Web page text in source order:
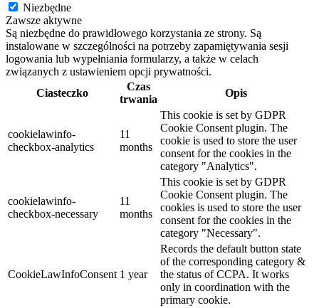
Niezbędne
Zawsze aktywne
Są niezbędne do prawidłowego korzystania ze strony. Są
instalowane w szczególności na potrzeby zapamiętywania sesji
logowania lub wypełniania formularzy, a także w celach
związanych z ustawieniem opcji prywatności.
Ciasteczko
Czas
trwania
Opis
cookielawinfo-
checkbox-analytics
11
months
This cookie is set by GDPR
Cookie Consent plugin. The
cookie is used to store the user
consent for the cookies in the
category "Analytics".
cookielawinfo-
checkbox-necessary
11
months
This cookie is set by GDPR
Cookie Consent plugin. The
cookies is used to store the user
consent for the cookies in the
category "Necessary".
CookieLawInfoConsent 1 year
Records the default button state
of the corresponding category &
the status of CCPA. It works
only in coordination with the
primary cookie.